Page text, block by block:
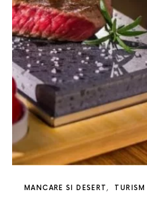
MANCARE SI DESERT TURISM